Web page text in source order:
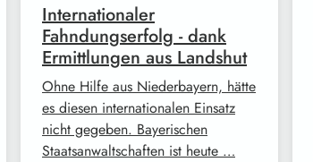
Internationaler
Fahndungserfolg - dank
Ermittlungen aus Landshut
Ohne Hilfe aus Niederbayern, hätte
es diesen internationalen Einsatz
nicht gegeben. Bayerischen
Staatsanwaltschaften ist heute …